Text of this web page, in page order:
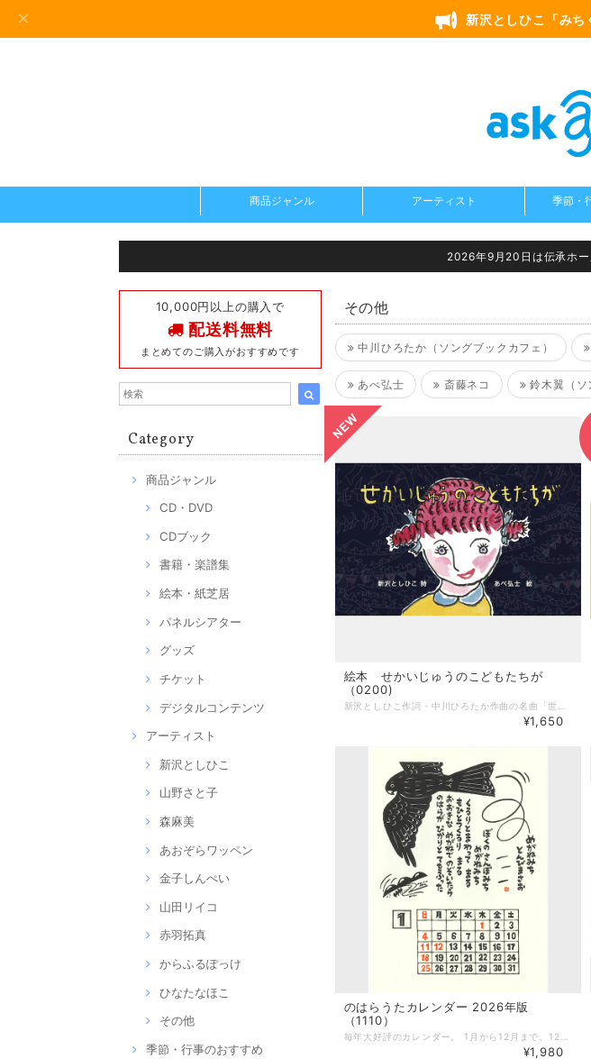
新沢としひこ「みち
商品ジャンル アーティスト 季節・
2026年9月20日は伝承ホ
10,000円以上の購入で
配送料無料
まとめてのご購入がおすすめです
Category
商品ジャンル
CD・DVD
CDブック
書籍・楽譜集
絵本・紙芝居
パネルシアター
グッズ
チケット
デジタルコンテンツ
アーティスト
新沢としひこ
山野さと子
森麻美
あおぞらワッペン
金子しんぺい
山田リイコ
赤羽拓真
からふるぽっけ
ひなたなほこ
その他
季節・行事のおすすめ
その他
中川ひろたか（ソングブックカフェ）
あべ弘士 斎藤ネコ 鈴木翼（ソ
絵本 せかいじゅうのこどもたちが
（0200)
¥1,650
のはらうたカレンダー 2026年版
（1110）
¥1,980